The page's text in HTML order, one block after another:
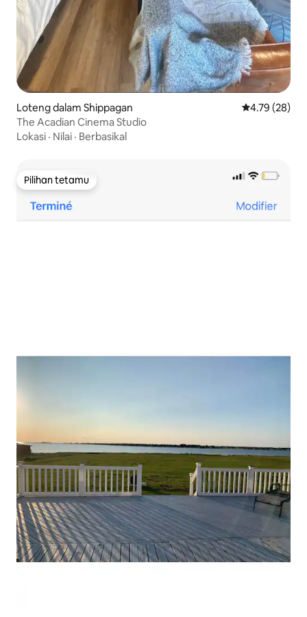
Loteng dalam Shippagan Penarafan
4.79 (28)
The Acadian Cinema Studio
Lokasi · Nilai · Berbasikal
Pilihan tetamu
Pilihan tetamu